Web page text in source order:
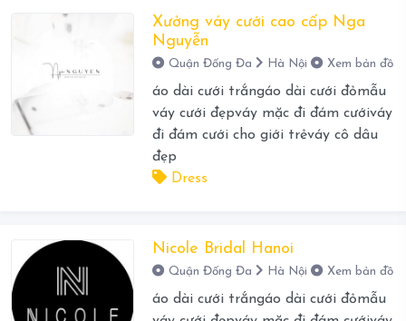
Xưởng váy cưới cao cấp Nga
Nguyễn
Quận Đống Đa Hà Nội Xem bản đồ
áo dài cưới trắngáo dài cưới đỏmẫu
váy cưới đẹpváy mặc đi đám cướiváy
đi đám cưới cho giới trẻváy cô dâu
đẹp
Dress
Nicole Bridal Hanoi
Quận Đống Đa Hà Nội Xem bản đồ
áo dài cưới trắngáo dài cưới đỏmẫu